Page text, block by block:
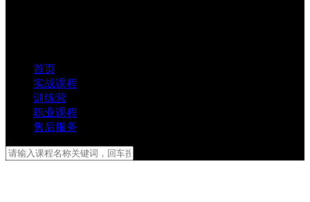
首页
实战课程
训练营
职业课程
售后服务